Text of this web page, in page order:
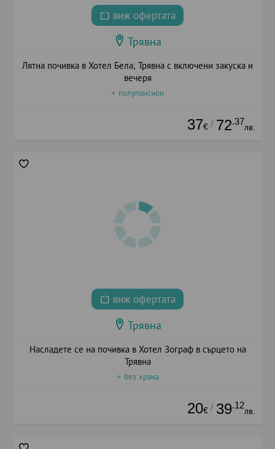
виж офертата
Трявна
Лятна почивка в Хотел Бела, Трявна с включени закуска и
вечеря
+ полупансион
37€ / 72.37
лв.
виж офертата
Трявна
Насладете се на почивка в Хотел Зограф в сърцето на
Трявна
+ без храна
20€ / 39.12
лв.